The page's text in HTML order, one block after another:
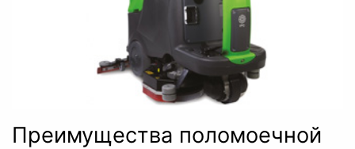
Преимущества поломоечной